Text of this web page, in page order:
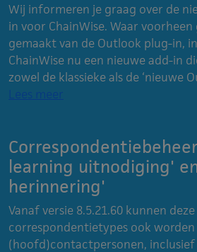
Wij informeren je graag over de
in voor ChainWise. Waar
gemaakt van de Outlook plug-in,
ChainWise nu een nieuwe add-in
zowel de klassieke als de ‘nieuwe
Lees meer
learning uitnodiging'
herinnering'
Vanaf versie 8.5.21.60 kunnen deze
correspondentietypes ook
(hoofd)contactpersonen,